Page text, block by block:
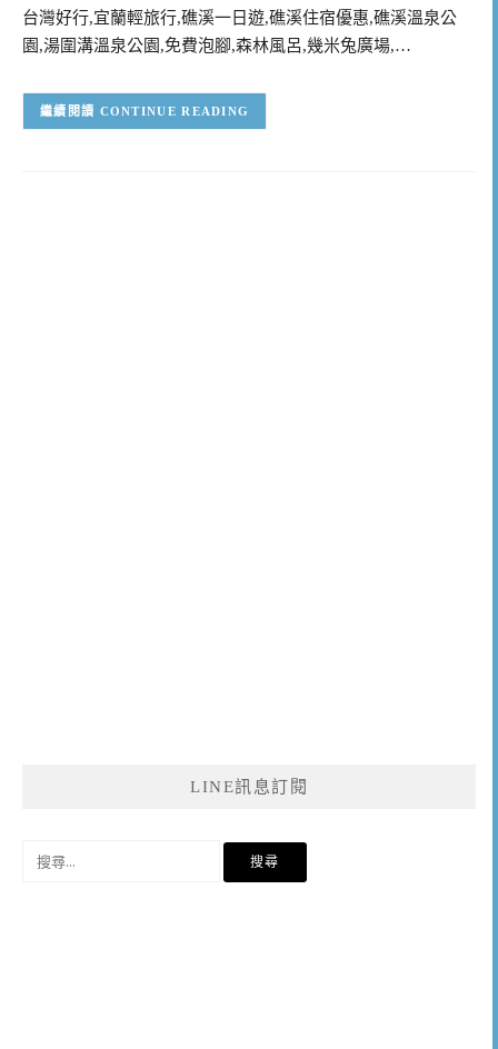
台灣好行,宜蘭輕旅行,礁溪一日遊,礁溪住宿優惠,礁溪溫泉公
園,湯圍溝溫泉公園,免費泡腳,森林風呂,幾米兔廣場,…
CONTINUE READING
LINE訊息訂閱